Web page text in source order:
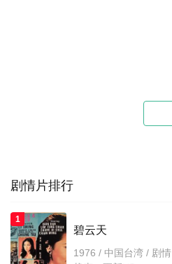
剧情片排行
1
碧云天
1976 / 中国台湾 / 剧情